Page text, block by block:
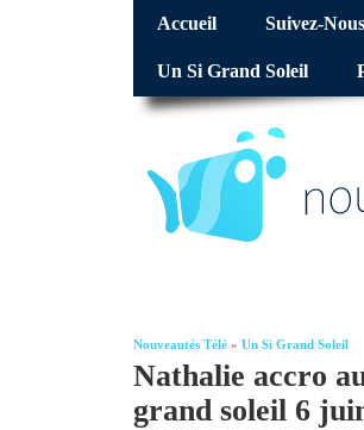
Accueil Suivez-Nous
Un Si Grand Soleil
Nouveautés Télé » Un Si Grand Soleil
Nathalie accro
grand soleil 6